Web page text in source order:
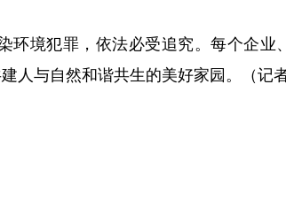
境犯罪，依法必受追究。每个企业
人与自然和谐共生的美好家园。（记者